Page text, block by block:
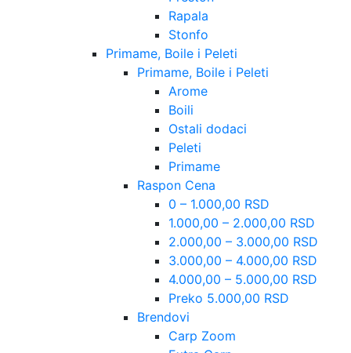
Rapala
Stonfo
Primame, Boile i Peleti
Primame, Boile i Peleti
Arome
Boili
Ostali dodaci
Peleti
Primame
Raspon Cena
0 – 1.000,00 RSD
1.000,00 – 2.000,00 RSD
2.000,00 – 3.000,00 RSD
3.000,00 – 4.000,00 RSD
4.000,00 – 5.000,00 RSD
Preko 5.000,00 RSD
Brendovi
Carp Zoom